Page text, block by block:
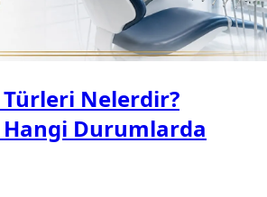
Nelerdir?
Durumlarda